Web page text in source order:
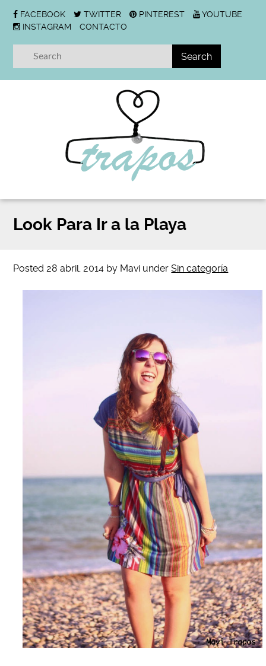
FACEBOOK TWITTER PINTEREST
YOUTUBE
INSTAGRAM
CONTACTO
Look Para Ir a la Playa
Posted28 abril, 2014 by Mavi underSin categoría